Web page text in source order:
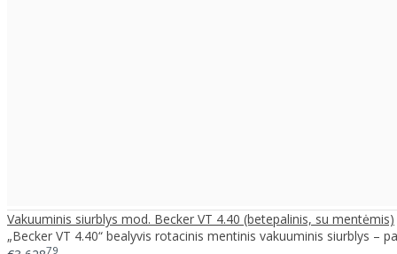
Vakuuminis siurblys mod. Becker VT 4.40 (betepalinis, su mentėmis)
„Becker VT 4.40“ bealyvis rotacinis mentinis vakuuminis siurblys –
79